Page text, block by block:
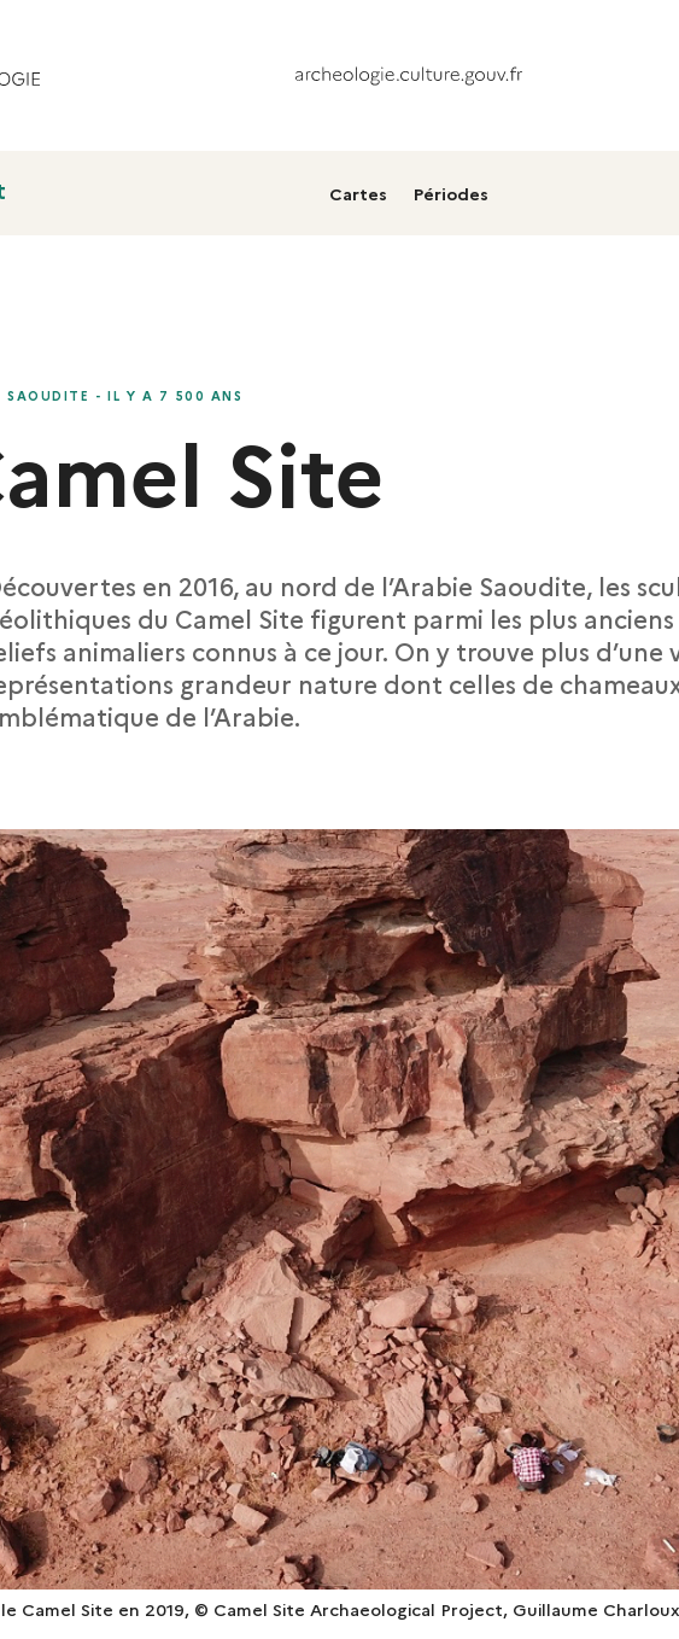
Cartes Périodes
SAOUDITE - IL Y A 7 500 ANS
Site
en 2016, au nord de l’Arabie Saoudite, les
du Camel Site figurent parmi les plus
animaliers connus à ce jour. On y trouve plus d’une
grandeur nature dont celles de
de l’Arabie.
Camel Site en 2019, © Camel Site Archaeological Project, Guillaume Charloux